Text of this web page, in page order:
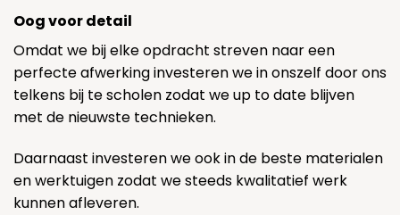
Oog voor detail
Omdat we bij elke opdracht streven naar een
perfecte afwerking investeren we in onszelf door ons
telkens bij te scholen zodat we up to date blijven
met de nieuwste technieken.
Daarnaast investeren we ook in de beste materialen
en werktuigen zodat we steeds kwalitatief werk
kunnen afleveren.